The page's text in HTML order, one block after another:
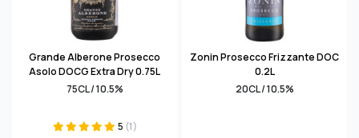
Grande Alberone Prosecco
Asolo DOCG Extra Dry 0.75L
75CL / 10.5%
5 (1)
Zonin Prosecco Frizzante DOC
0.2L
20CL / 10.5%